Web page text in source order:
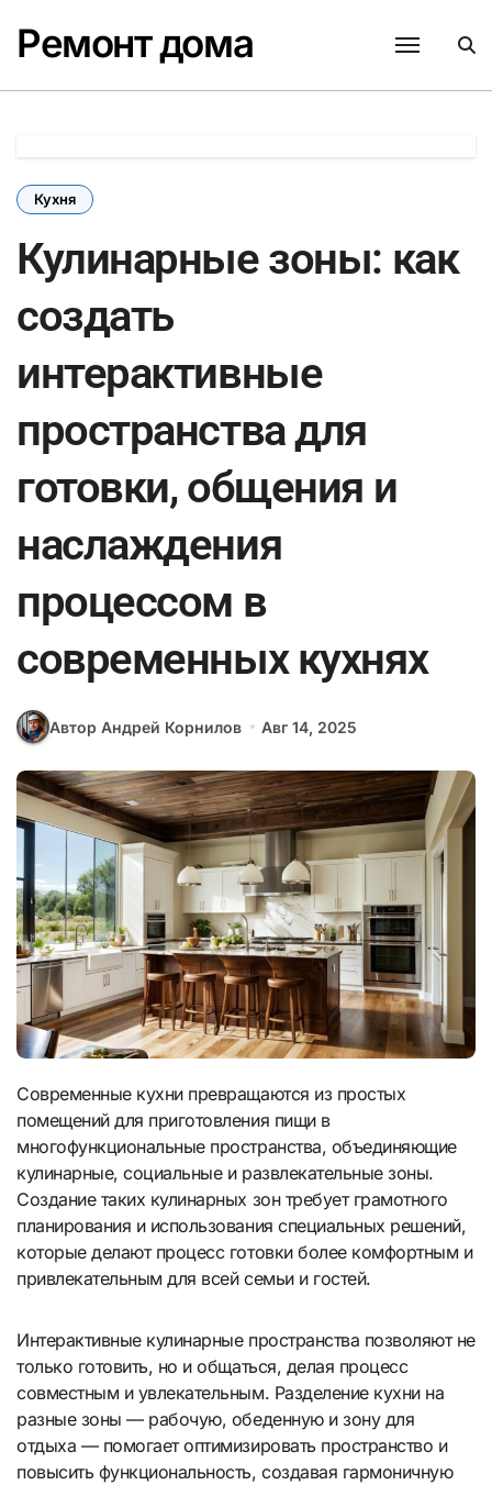
содержанию
Ремонт дома
Кухня
Кулинарные зоны: как
создать
интерактивные
пространства для
готовки, общения и
наслаждения
процессом в
современных кухнях
Автор Андрей Корнилов Авг 14, 2025
Современные кухни превращаются из простых
помещений для приготовления пищи в
многофункциональные пространства, объединяющие
кулинарные, социальные и развлекательные зоны.
Создание таких кулинарных зон требует грамотного
планирования и использования специальных решений,
которые делают процесс готовки более комфортным и
привлекательным для всей семьи и гостей.
Интерактивные кулинарные пространства позволяют не
только готовить, но и общаться, делая процесс
совместным и увлекательным. Разделение кухни на
разные зоны — рабочую, обеденную и зону для
отдыха — помогает оптимизировать пространство и
повысить функциональность, создавая гармоничную